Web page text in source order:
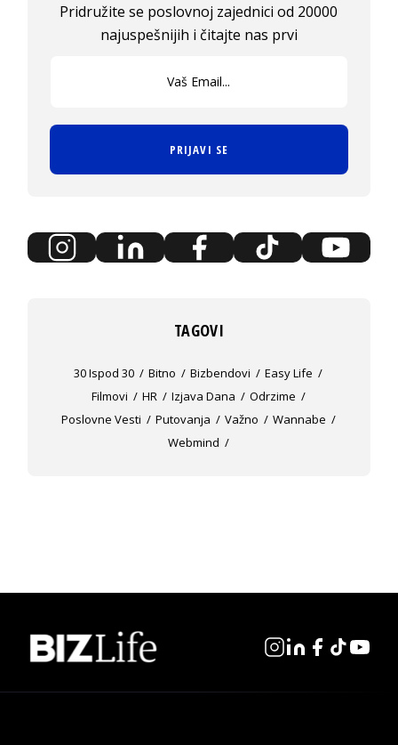
Pridružite se poslovnoj zajednici od 20000
najuspešnijih i čitajte nas prvi
PRIJAVI SE
TAGOVI
30 Ispod 30 Bitno Bizbendovi
Easy Life
Filmovi
HR Izjava Dana
Odrzime
Poslovne Vesti
Putovanja Važno
Wannabe
Webmind